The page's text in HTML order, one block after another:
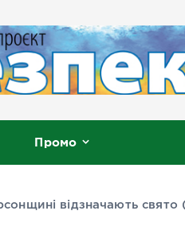
Промо
відзначають свято